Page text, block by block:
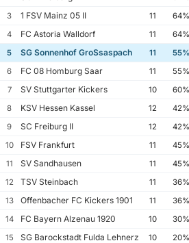
3
1 FSV Mainz 05 II 11 64%
4
FC Astoria Walldorf 11 64%
5
SG Sonnenhof GroSsaspach 11 55%
6
FC 08 Homburg Saar 11 55%
7
SV Stuttgarter Kickers 10 60%
8
KSV Hessen Kassel 12 42%
9
SC Freiburg II 12 42%
10
FSV Frankfurt 11 45%
11
SV Sandhausen 11 45%
12
TSV Steinbach 11 36%
13
Offenbacher FC Kickers 1901 11 36%
14
FC Bayern Alzenau 1920 10 30%
15
SG Barockstadt Fulda Lehnerz 10 20%